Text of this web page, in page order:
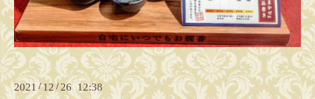
2021 /12 / 26 12:38